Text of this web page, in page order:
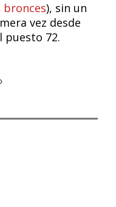
bronces), sin un
vez desde
puesto 72.